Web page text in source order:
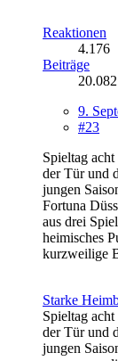
Reaktionen
4.176
Beiträge
20.082
9.
#23
Spieltag
der Tür und
jungen
Fortuna
aus drei
heimisches
kurzweilige
Starke
Spieltag
der Tür und
jungen